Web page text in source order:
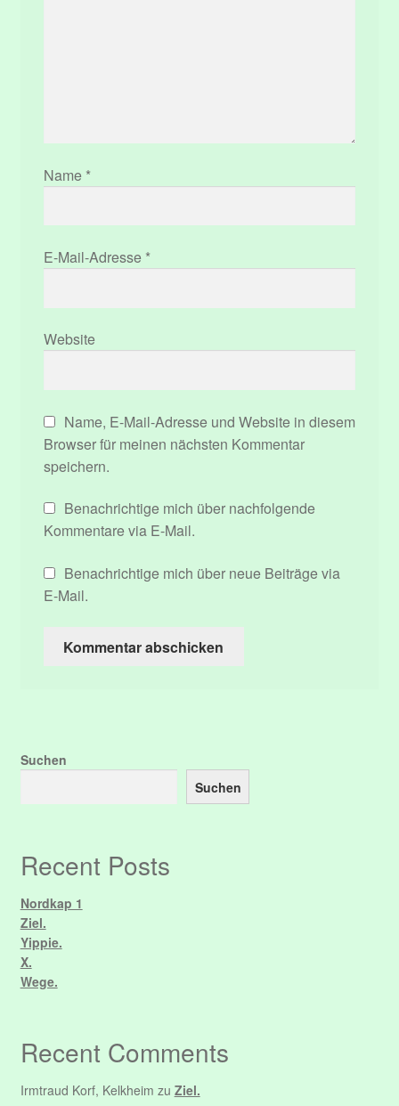
Name *
E-Mail-Adresse *
Website
Name, E-Mail-Adresse und Website in diesem
Browser für meinen nächsten Kommentar
speichern.
Benachrichtige mich über nachfolgende
Kommentare via E-Mail.
Benachrichtige mich über neue Beiträge via
E-Mail.
Suchen
Suchen
Recent Posts
Nordkap 1
Ziel.
Yippie.
X.
Wege.
Recent Comments
Irmtraud Korf, Kelkheim zu Ziel.